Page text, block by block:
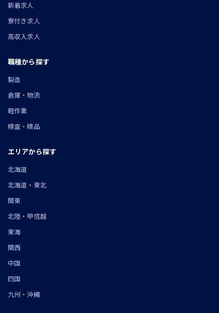
新着求人
寮付き求人
高収入求人
職種から探す
製造
倉庫・物流
軽作業
検査・検品
エリアから探す
北海道
北海道・東北
関東
北陸・甲信越
東海
関西
中国
四国
九州・沖縄